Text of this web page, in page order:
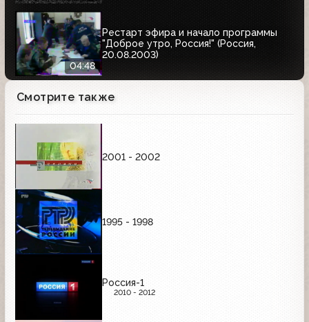
04:48
Рестарт эфира и начало программы
"Доброе утро, Россия!" (Россия,
20.08.2003)
Смотрите также
2001 - 2002
1995 - 1998
Россия-1
2010 - 2012